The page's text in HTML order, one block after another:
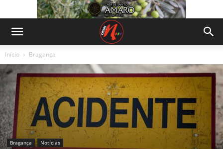
Início Bragança
Bragança Notícias